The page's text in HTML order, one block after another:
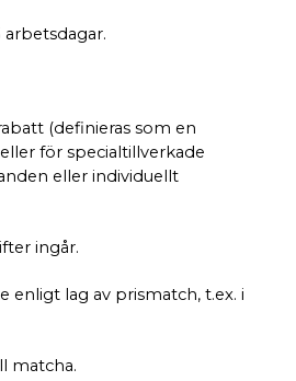
arbetsdagar.
(definieras som en
för specialtillverkade
eller individuellt
ingår.
enligt lag av prismatch, t.ex. i
matcha.